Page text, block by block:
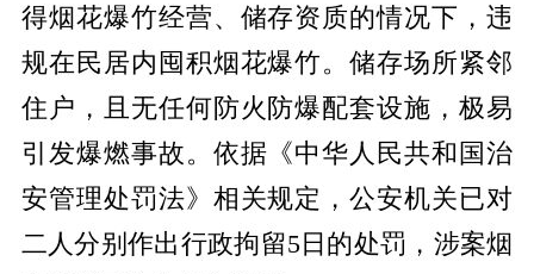
得烟花爆竹经营、储存资质的情况下，违
规在民居内囤积烟花爆竹。储存场所紧邻
住户，且无任何防火防爆配套设施，极易
引发爆燃事故。依据《中华人民共和国治
安管理处罚法》相关规定，公安机关已对
二人分别作出行政拘留5日的处罚，涉案烟